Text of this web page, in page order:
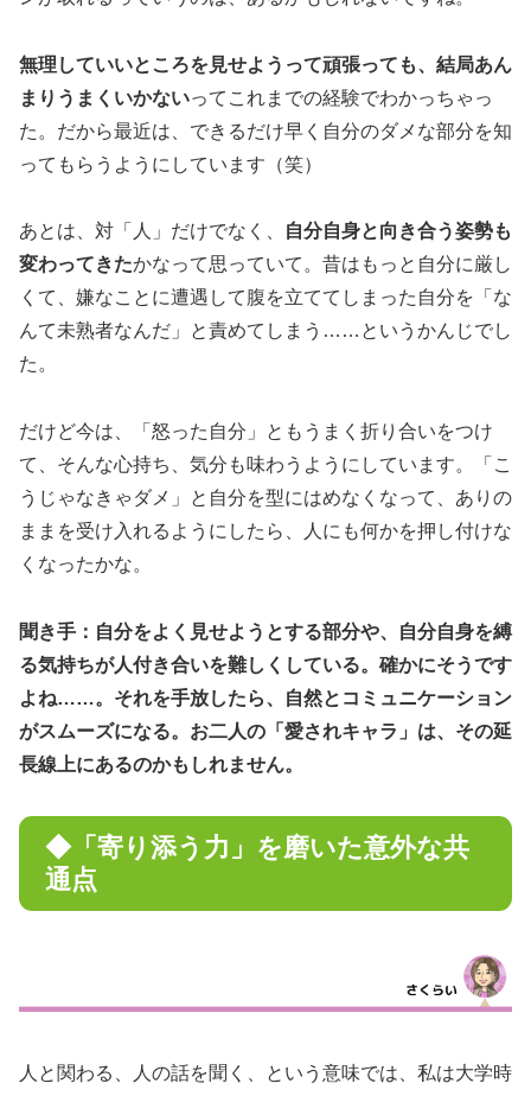
無理していいところを見せようって頑張っても、結局あん
まりうまくいかないってこれまでの経験でわかっちゃっ
た。だから最近は、できるだけ早く自分のダメな部分を知
ってもらうようにしています（笑）
あとは、対「人」だけでなく、
自分自身と向き合う姿勢も
変わってきたかなって思っていて。昔はもっと自分に厳し
くて、嫌なことに遭遇して腹を立ててしまった自分を「な
んて未熟者なんだ」と責めてしまう……というかんじでし
た。
だけど今は、「怒った自分」ともうまく折り合いをつけ
て、そんな心持ち、気分も味わうようにしています。「こ
うじゃなきゃダメ」と自分を型にはめなくなって、ありの
ままを受け入れるようにしたら、人にも何かを押し付けな
くなったかな。
聞き手：自分をよく見せようとする部分や、自分自身を縛
る気持ちが人付き合いを難しくしている。確かにそうです
よね……。それを手放したら、自然とコミュニケーション
がスムーズになる。お二人の「愛されキャラ」は、その延
長線上にあるのかもしれません。
◆「寄り添う力」を磨いた意外な共
通点
人と関わる、人の話を聞く、という意味では、私は大学時